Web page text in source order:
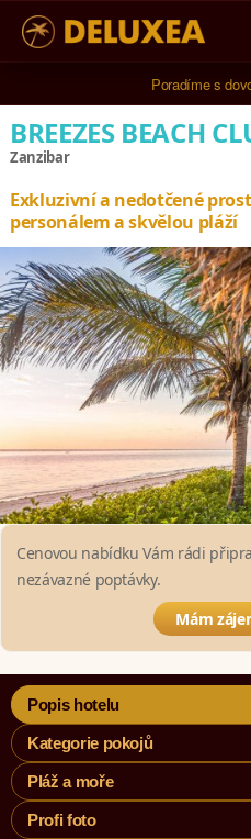
Poradíme s
5* cestovní kancelář na
BREEZES BEACH
Zanzibar
Exkluzivní a nedotčené
personálem a skvělou pláží
Cenovou nabídku Vám rádi
nezávazné poptávky.
Mám
Popis hotelu
Kategorie pokojů
Pláž a moře
Profi foto